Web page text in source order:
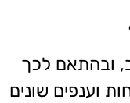
ובהתאם לכך
וענפים שונים